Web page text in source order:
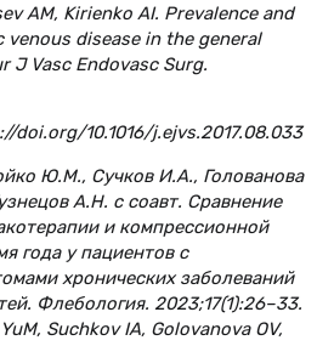
AM, Kirienko AI. Prevalence and
disease in the general
J Vasc Endovasc Surg.
doi.org/10.1016/j.ejvs.2017.08.033
Ю.М., Сучков И.А., Голованова
А.Н. с соавт. Сравнение
и компрессионной
года у пациентов с
хронических заболеваний
Флебология. 2023;17(1):26–33.
Suchkov IA, Golovanova OV,